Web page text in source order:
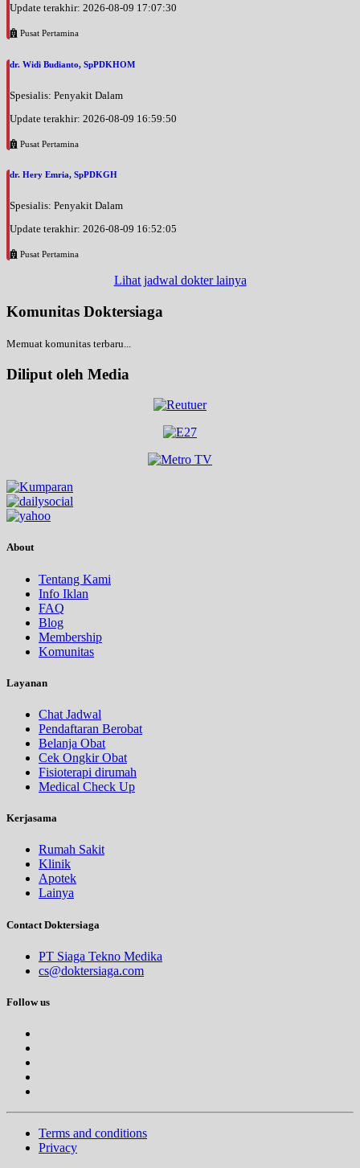
Update terakhir: 2026-08-09 17:07:30
Pusat Pertamina
dr. Widi Budianto, SpPDKHOM
Spesialis: Penyakit Dalam
Update terakhir: 2026-08-09 16:59:50
Pusat Pertamina
dr. Hery Emria, SpPDKGH
Spesialis: Penyakit Dalam
Update terakhir: 2026-08-09 16:52:05
Pusat Pertamina
Lihat jadwal dokter lainya
Komunitas Doktersiaga
Memuat komunitas terbaru...
Diliput oleh Media
About
Tentang Kami
Info Iklan
FAQ
Blog
Membership
Komunitas
Layanan
Chat Jadwal
Pendaftaran Berobat
Belanja Obat
Cek Ongkir Obat
Fisioterapi dirumah
Medical Check Up
Kerjasama
Rumah Sakit
Klinik
Apotek
Lainya
Contact Doktersiaga
PT Siaga Tekno Medika
cs@doktersiaga.com
Follow us
Terms and conditions
Privacy